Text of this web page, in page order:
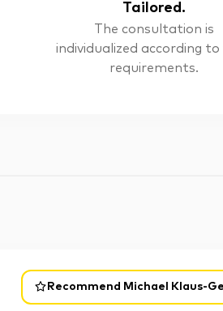
Tailored.
The consultation is
individualized according to
requirements.
Recommend Michael Klaus-